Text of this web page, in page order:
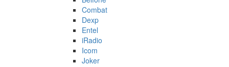
Combat
Dexp
Entel
iRadio
Icom
Joker